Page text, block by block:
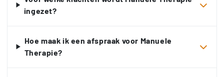
ingezet?
Hoe maak ik een afspraak voor Manuele
Therapie?